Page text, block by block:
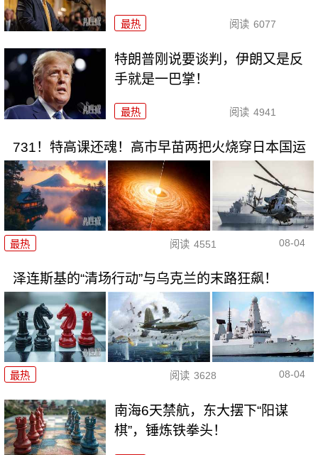
最热 阅读 6077
特朗普刚说要谈判，伊朗又是反
手就是一巴掌！
最热 阅读 4941
731！特高课还魂！高市早苗两把火烧穿日本国运
最热 阅读 4551 08-04
泽连斯基的“清场行动”与乌克兰的末路狂飙！
最热 阅读 3628 08-04
南海6天禁航，东大摆下“阳谋
棋”，锤炼铁拳头！